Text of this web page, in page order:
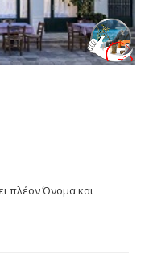
πλέον Όνομα και